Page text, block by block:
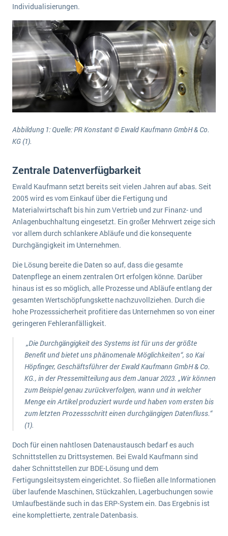
Textil und Mode
Vermietung
Versorgung
Digitale Arbeitsaufträge in Ihrem ERP- oder FSM-System: clever und effizient
MEHR ÜBER ERP-SOFTWARE
ERP News
SAP übernimmt Reltio für eine bessere
Die „SaaSpocalypse“: Was ist das und was bedeutet es für die Zukunft von Unternehmenssoftware?
SAP investiert mit zwei strategischen Übernahmen in Enterprise-KI
ERP-Trends in der Produktion
NACHRICHTENARCHIV
Individualisierungen.
Abbildung 1: Quelle: PR Konstant © Ewald Kaufmann GmbH & Co.
KG (1).
Zentrale Datenverfügbarkeit
Ewald Kaufmann setzt bereits seit vielen Jahren auf abas. Seit
2005 wird es vom Einkauf über die Fertigung und
Materialwirtschaft bis hin zum Vertrieb und zur Finanz- und
Anlagenbuchhaltung eingesetzt. Ein großer Mehrwert zeige sich
vor allem durch schlankere Abläufe und die konsequente
Durchgängigkeit im Unternehmen.
Die Lösung bereite die Daten so auf, dass die gesamte
Datenpflege an einem zentralen Ort erfolgen könne. Darüber
hinaus ist es so möglich, alle Prozesse und Abläufe entlang der
gesamten Wertschöpfungskette nachzuvollziehen. Durch die
hohe Prozesssicherheit profitiere das Unternehmen so von einer
geringeren Fehleranfälligkeit.
„Die Durchgängigkeit des Systems ist für uns der größte
Benefit und bietet uns phänomenale Möglichkeiten“, so Kai
Höpfinger, Geschäftsführer der Ewald Kaufmann GmbH & Co.
KG., in der Pressemitteilung aus dem Januar 2023. „Wir können
zum Beispiel genau zurückverfolgen, wann und in welcher
Menge ein Artikel produziert wurde und haben vom ersten bis
zum letzten Prozessschritt einen durchgängigen Datenfluss.“
(1).
Doch für einen nahtlosen Datenaustausch bedarf es auch
Schnittstellen zu Drittsystemen. Bei Ewald Kaufmann sind
daher Schnittstellen zur BDE-Lösung und dem
Fertigungsleitsystem eingerichtet. So fließen alle Informationen
über laufende Maschinen, Stückzahlen, Lagerbuchungen sowie
Umlaufbestände such in das ERP-System ein. Das Ergebnis ist
eine komplettierte, zentrale Datenbasis.